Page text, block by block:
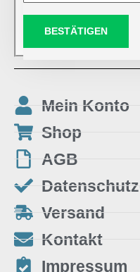
BESTÄTIGEN
Mein Konto
Shop
AGB
Versand
Kontakt
Impressum